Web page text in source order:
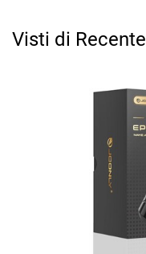
Visti di Recente